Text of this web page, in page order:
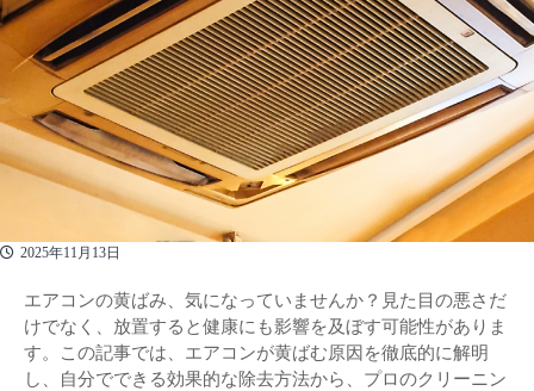
2025年11月13日
エアコンの黄ばみ、気になっていませんか？見た目の悪さだ
けでなく、放置すると健康にも影響を及ぼす可能性がありま
す。この記事では、エアコンが黄ばむ原因を徹底的に解明
し、自分でできる効果的な除去方法から、プロのクリーニン